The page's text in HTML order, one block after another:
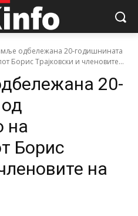
одбележана 20-годишнината
Борис Трајковски и членовите...
20-
на
Борис
на